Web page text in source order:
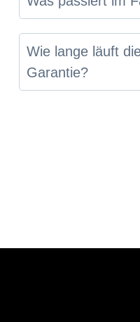
Wie lange läuft
Garantie?